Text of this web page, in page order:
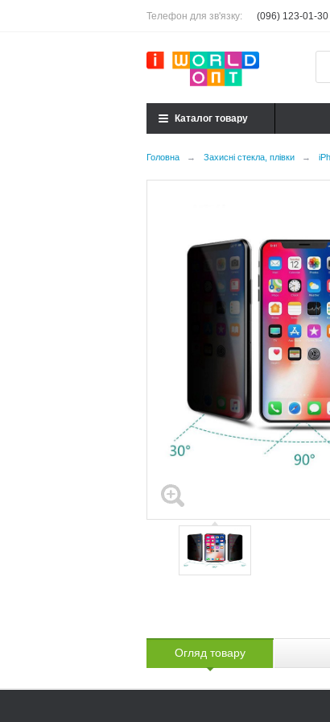
Каталог товару
Телефон для зв'язку: (096) 123-01-30
Головна → Захисні стекла, плівки →
Огляд товару